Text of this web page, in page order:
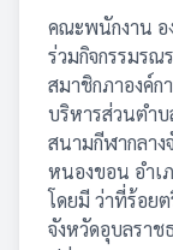
คณะพนักงาน อ
ร่วมกิจกรรมรณ
สมาชิกภาองค์ก
บริหารส่วนตำ
สนามกีฬากลา
หนองขอน อำเ
โดยมี ว่าที่ร้อยต
จังหวัดอุบลราช